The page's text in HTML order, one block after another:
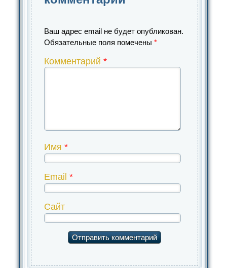
Ваш адрес email не будет опубликован.
Обязательные поля помечены *
Комментарий *
Имя *
Email *
Сайт